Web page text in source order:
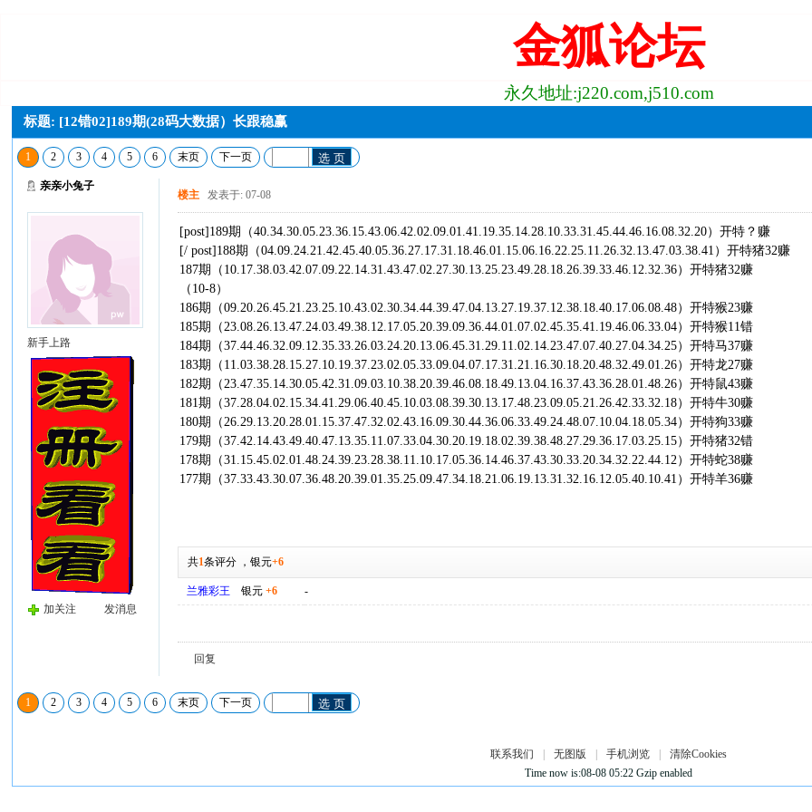
金狐论坛
永久地址:j220.com,j510.com
标题: [12错02]189期(28码大数据）长跟稳赢
1 2 3 4 5 6 末页 下一页 选 页
亲亲小兔子
新手上路
加关注 发消息
楼主 发表于: 07-08
[post]189期（40.34.30.05.23.36.15.43.06.42.02.09.01.41.19.35.14.28.10.33.31.45.44.46.16.08.32.20）开特？赚
[/ post]188期（04.09.24.21.42.45.40.05.36.27.17.31.18.46.01.15.06.16.22.25.11.26.32.13.47.03.38.41）开特猪32赚
187期（10.17.38.03.42.07.09.22.14.31.43.47.02.27.30.13.25.23.49.28.18.26.39.33.46.12.32.36）开特猪32赚
（10-8）
186期（09.20.26.45.21.23.25.10.43.02.30.34.44.39.47.04.13.27.19.37.12.38.18.40.17.06.08.48）开特猴23赚
185期（23.08.26.13.47.24.03.49.38.12.17.05.20.39.09.36.44.01.07.02.45.35.41.19.46.06.33.04）开特猴11错
184期（37.44.46.32.09.12.35.33.26.03.24.20.13.06.45.31.29.11.02.14.23.47.07.40.27.04.34.25）开特马37赚
183期（11.03.38.28.15.27.10.19.37.23.02.05.33.09.04.07.17.31.21.16.30.18.20.48.32.49.01.26）开特龙27赚
182期（23.47.35.14.30.05.42.31.09.03.10.38.20.39.46.08.18.49.13.04.16.37.43.36.28.01.48.26）开特鼠43赚
181期（37.28.04.02.15.34.41.29.06.40.45.10.03.08.39.30.13.17.48.23.09.05.21.26.42.33.32.18）开特牛30赚
180期（26.29.13.20.28.01.15.37.47.32.02.43.16.09.30.44.36.06.33.49.24.48.07.10.04.18.05.34）开特狗33赚
179期（37.42.14.43.49.40.47.13.35.11.07.33.04.30.20.19.18.02.39.38.48.27.29.36.17.03.25.15）开特猪32错
178期（31.15.45.02.01.48.24.39.23.28.38.11.10.17.05.36.14.46.37.43.30.33.20.34.32.22.44.12）开特蛇38赚
177期（37.33.43.30.07.36.48.20.39.01.35.25.09.47.34.18.21.06.19.13.31.32.16.12.05.40.10.41）开特羊36赚
共1条评分 ，银元+6
兰雅彩王 银元+6 -
回复
1 2 3 4 5 6 末页 下一页 选 页
联系我们 无图版 手机浏览
清除Cookies
Time now is:08-08 05:22 Gzip enabled